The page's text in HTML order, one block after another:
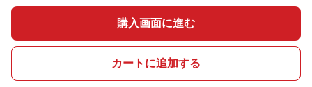
購入画面に進む
カートに追加する